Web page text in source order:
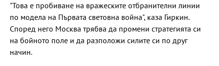
"Това е пробиване на вражеските отбранителни линии
по модела на Първата световна война", каза Гиркин.
Според него Москва трябва да промени стратегията си
на бойното поле и да разположи силите си по друг
начин.